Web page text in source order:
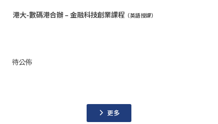
港大-數碼港合辦 – 金融科技創業課程 （英語授課）
待公佈
更多